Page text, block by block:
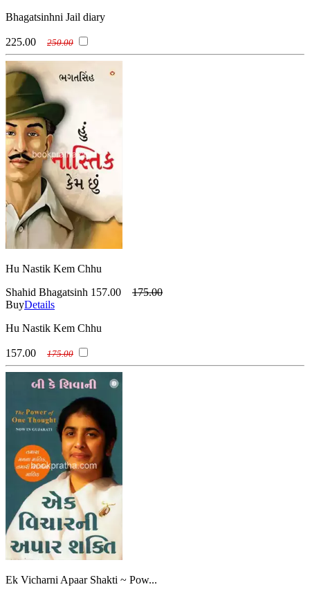
Bhagatsinhni Jail diary
225.00 250.00
Hu Nastik Kem Chhu
Shahid Bhagatsinh 157.00
175.00
BuyDetails
Hu Nastik Kem Chhu
157.00 175.00
Ek Vicharni Apaar Shakti ~ Pow...